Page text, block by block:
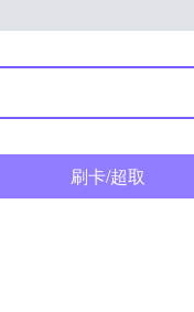
刷卡/超取